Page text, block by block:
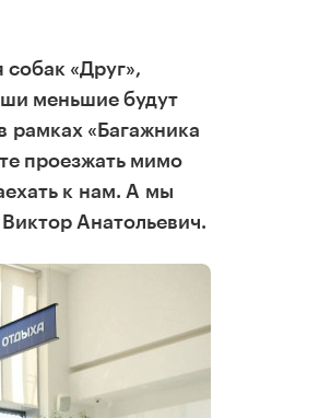
«Друг»,
меньшие будут
рамках «Багажника
проезжать мимо
к нам. А мы
Анатольевич.